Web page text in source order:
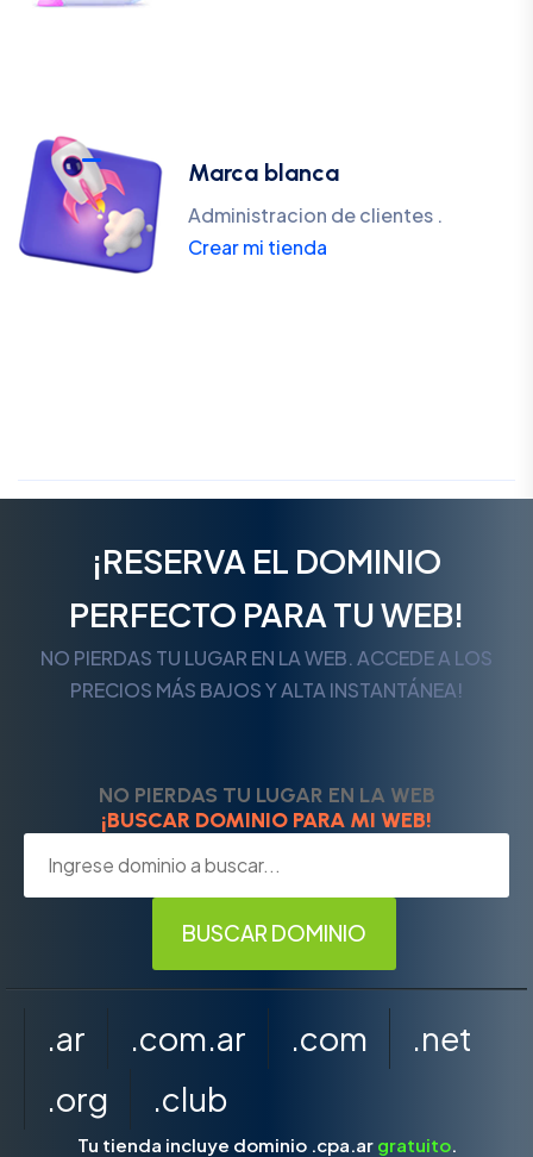
Marca blanca
Administracion de clientes .
Crear mi tienda
¡RESERVA EL DOMINIO
PERFECTO PARA TU WEB!
NO PIERDAS TU LUGAR EN LA WEB. ACCEDE A LOS
PRECIOS MÁS BAJOS Y ALTA INSTANTÁNEA!
NO PIERDAS TU LUGAR EN LA WEB
¡BUSCAR DOMINIO PARA MI WEB!
.ar .com.ar .com
.net
.org
.club
Tu tienda incluye dominio .cpa.ar gratuito.